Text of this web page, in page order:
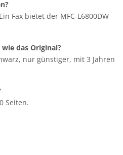
Fax bietet der MFC-L6800DW
das Original?
nur günstiger, mit 3 Jahren
Seiten.